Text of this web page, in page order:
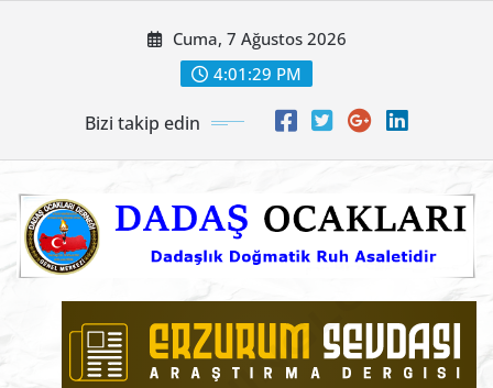
Cuma, 7 Ağustos 2026
4:01:31 PM
Bizi takip edin